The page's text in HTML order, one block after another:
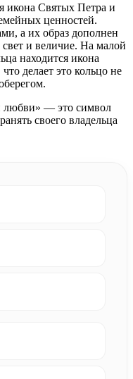
икона Святых Петра и
ценностей.
а их образ дополнен
и величие. На малой
находится икона
делает это кольцо не
любви» — это символ
своего владельца